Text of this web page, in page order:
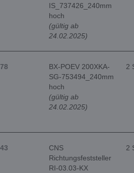
IS_737426_240mm
hoch
(gültig ab
24.02.2025)
BX-POEV 200XKA-
SG-753494_240mm
hoch
(gültig ab
24.02.2025)
2
CNS
Richtungsfeststeller
RI-03.03-KX
2